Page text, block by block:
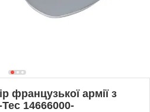
французької армії з
Tec 14666000-